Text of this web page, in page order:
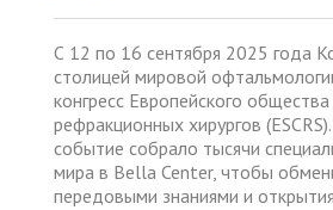
С 12 по 16 сентября 2025 года
столицей мировой
конгресс Европейского
рефракционных хирургов
событие собрало тысячи
мира в Bella Center, чтобы
передовыми знаниями и